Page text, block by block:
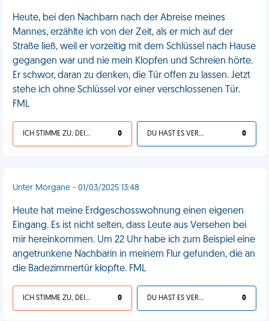
Heute, bei den Nachbarn nach der Abreise meines
Mannes, erzählte ich von der Zeit, als er mich auf der
Straße ließ, weil er vorzeitig mit dem Schlüssel nach Hause
gegangen war und nie mein Klopfen und Schreien hörte.
Er schwor, daran zu denken, die Tür offen zu lassen. Jetzt
stehe ich ohne Schlüssel vor einer verschlossenen Tür.
FML
ICH STIMME ZU, DEIN LEBEN IST SCHEISSE 0 DU HAST ES VERDIENT 0
Unter Morgane - 01/03/2025 13:48
Heute hat meine Erdgeschosswohnung einen eigenen
Eingang. Es ist nicht selten, dass Leute aus Versehen bei
mir hereinkommen. Um 22 Uhr habe ich zum Beispiel eine
angetrunkene Nachbarin in meinem Flur gefunden, die an
die Badezimmertür klopfte. FML
ICH STIMME ZU, DEIN LEBEN IST SCHEISSE 0 DU HAST ES VERDIENT 0